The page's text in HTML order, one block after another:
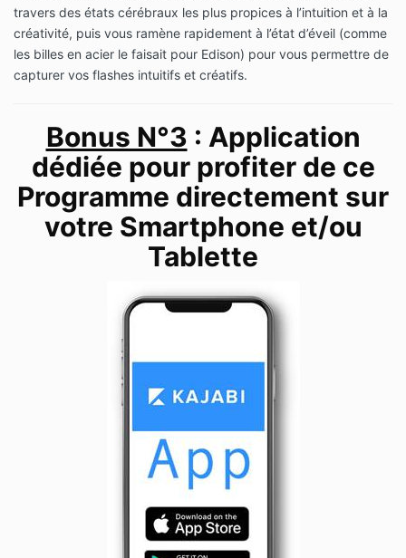
travers des états cérébraux les plus propices à l’intuition et à la
créativité, puis vous ramène rapidement à l’état d’éveil (comme
les billes en acier le faisait pour Edison) pour vous permettre de
capturer vos flashes intuitifs et créatifs.
Bonus N°3 : Application
dédiée pour profiter de ce
Programme directement sur
votre Smartphone et/ou
Tablette